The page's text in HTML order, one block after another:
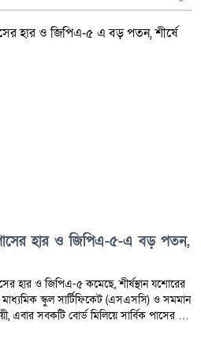
স্বচ্ছ ও দ্রুত প্রক্রিয়ায় সম্পন্ন হতো তবে
হতো।
হার ও জিপিএ-৫-এ বড় পতন,
হার ও জিপিএ-৫ কমেছে, শীর্ষস্থান যশোরের
স্কুল সার্টিফিকেট (এসএসসি) ও সমমান
সবকটি বোর্ড মিলিয়ে সার্বিক পাসের হার
সূচকেই অবনতি ঘটেছে।চলতি বছর সব